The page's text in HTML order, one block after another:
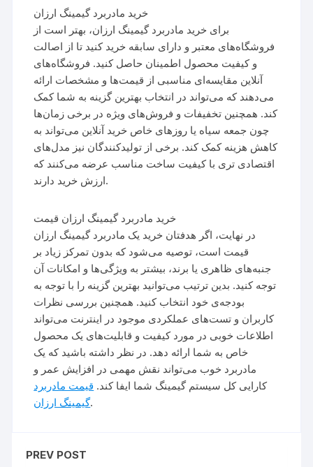
خرید مادربرد گیمینگ ارزان
برای خرید مادربرد گیمینگ ارزان، بهتر است از
فروشگاه‌های معتبر و دارای سابقه خرید کنید تا از اصالت
و کیفیت محصول اطمینان حاصل کنید. فروشگاه‌های
آنلاین مقایسه‌ای مناسبی از قیمت‌ها و مشخصات ارائه
می‌دهند که می‌تواند در انتخاب بهترین گزینه به شما کمک
کند. همچنین تخفیفات و فروش‌های ویژه در برخی زمان‌ها
چون جمعه سیاه یا روزهای خاص خرید آنلاین می‌تواند به
کاهش هزینه کمک کند. برخی از تولیدکنندگان نیز مدل‌های
اقتصادی تری با کیفیت ساخت مناسب عرضه می‌کنند که
ارزش خرید دارند.
خرید مادربرد گیمینگ ارزان قیمت
در نهایت، اگر هدفتان خرید یک مادربرد گیمینگ ارزان
قیمت است، توصیه می‌شود که بدون تمرکز زیاد بر
جنبه‌های ظاهری یا برند، بیشتر به ویژگی‌ها و امکانات آن
توجه کنید. بدین ترتیب می‌توانید بهترین گزینه را با توجه به
بودجه‌ی خود انتخاب کنید. همچنین بررسی نظرات
کاربران و تست‌های عملکردی موجود در اینترنت می‌تواند
اطلاعات خوبی در مورد کیفیت و قابلیت‌های یک محصول
خاص به شما ارائه دهد. در نظر داشته باشید که یک
مادربرد خوب می‌تواند نقش مهمی در افزایش عمر و
کارایی کل سیستم گیمینگ شما ایفا کند. قیمت مادربرد
گیمینگ ارزان.
PREV POST